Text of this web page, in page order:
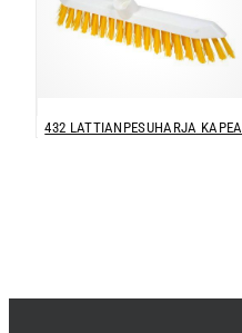
432 LATTIANPESUHARJA KAPEA